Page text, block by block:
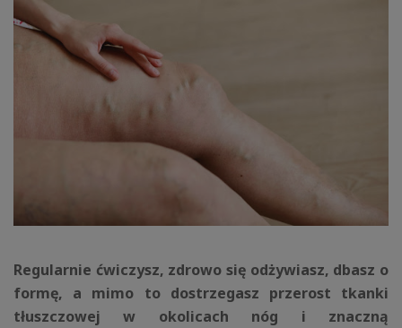
Regularnie ćwiczysz, zdrowo się odżywiasz, dbasz o
formę, a mimo to dostrzegasz przerost tkanki
tłuszczowej w okolicach nóg i znaczną